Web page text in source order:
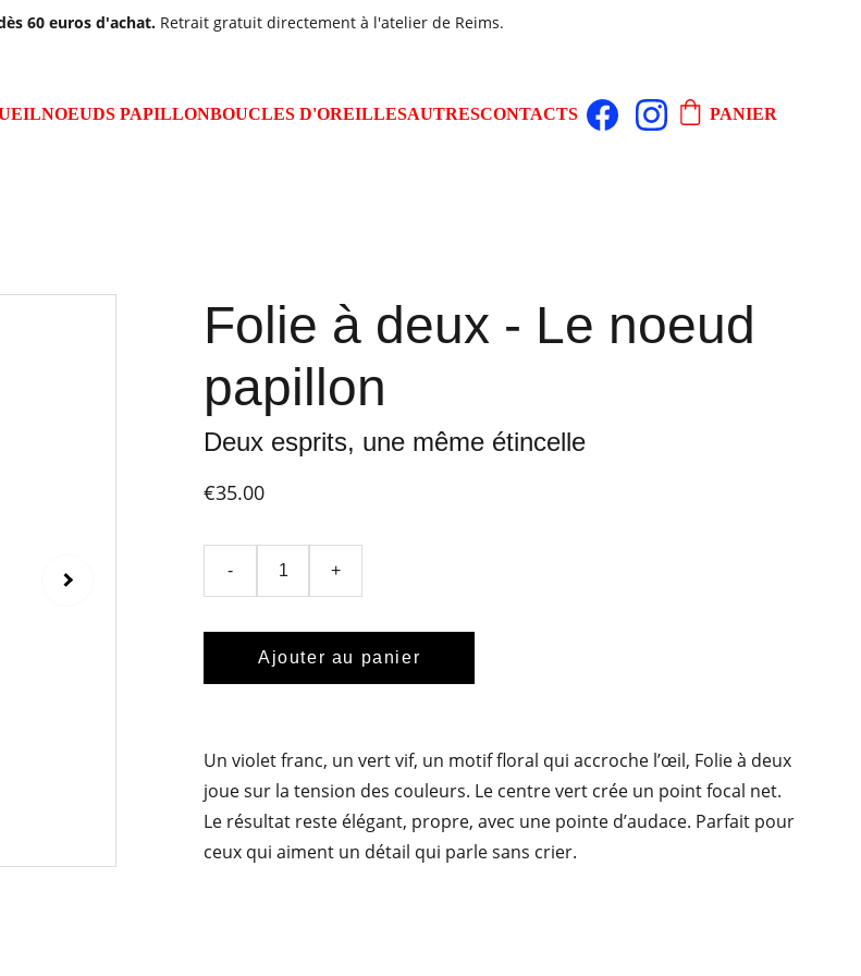
60 euros d'achat. Retrait gratuit directement à l'atelier de Reims.
NOEUDS PAPILLONBOUCLES D'OREILLESAUTRESCONTACTS PANIER
Folie à deux - Le noeud
papillon
Deux esprits, une même étincelle
€35.00
- +
Ajouter au panier
Un violet franc, un vert vif, un motif floral qui accroche l’œil, Folie à deux
joue sur la tension des couleurs. Le centre vert crée un point focal net.
Le résultat reste élégant, propre, avec une pointe d’audace. Parfait pour
ceux qui aiment un détail qui parle sans crier.